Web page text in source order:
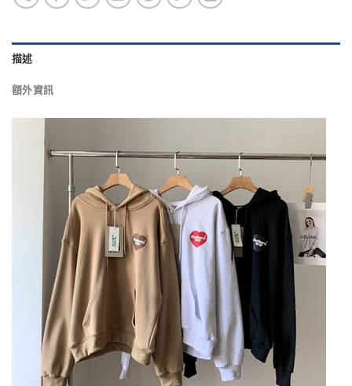
描述
額外資訊